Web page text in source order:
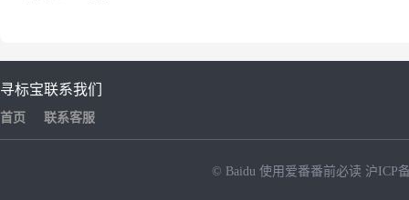
寻标宝
首页
联系我们
联系客服
© Baidu 使用爱番番前必读 沪ICP